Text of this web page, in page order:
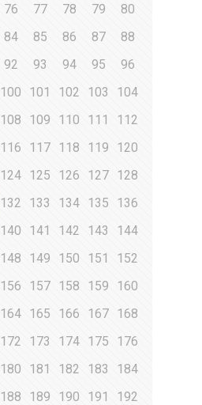
76 77 78 79
80
84 85 86 87
88
92 93 94 95
96
100 101 102 103
104
108 109 110 111
112
116 117 118 119
120
124 125 126 127 128
132 133 134 135
136
140 141 142 143
144
148 149 150 151
152
156 157 158 159
160
164 165 166 167 168
172 173 174 175
176
180 181 182 183
184
188 189 190 191
192